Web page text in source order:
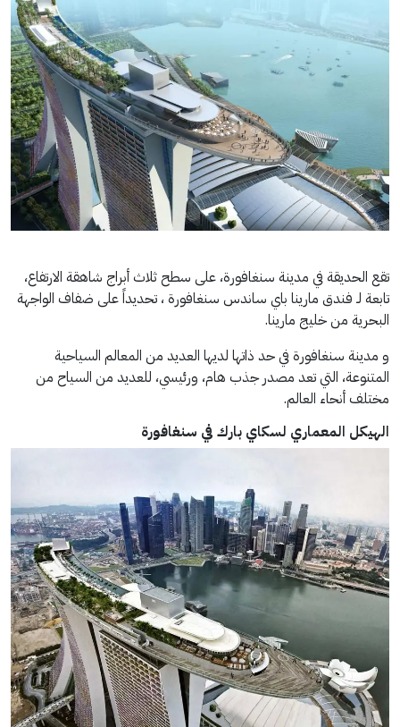
تقع الحديقة في مدينة سنغافورة، على سطح ثلاث أبراج شاهقة الارتفاع،
تابعة لـ فندق مارينا باي ساندس سنغافورة ، تحديداً على ضفاف الواجهة
البحرية من خليج مارينا.
و مدينة سنغافورة في حد ذاتها لديها العديد من المعالم السياحية
المتنوعة، التي تعد مصدر جذب هام، ورئيسي، للعديد من السياح من
مختلف أنحاء العالم.
الهيكل المعماري لسكاي بارك في سنغافورة